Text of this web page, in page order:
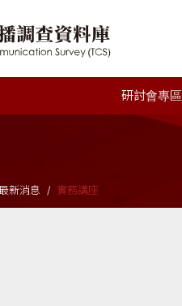
研討會專區
新消息 實務講座